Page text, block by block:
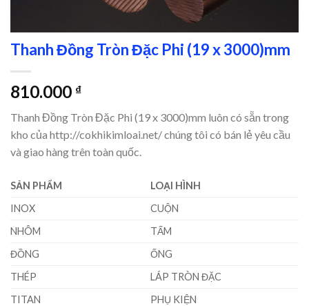
Thanh Đồng Tròn Đặc Phi (19 x 3000)mm
810.000 ₫
Thanh Đồng Tròn Đặc Phi (19 x 3000)mm luôn có sẵn trong
kho của http://cokhikimloai.net/ chúng tôi có bán lẻ yêu cầu
và giao hàng trên toàn quốc.
SẢN PHẨM
LOẠI HÌNH
INOX
CUỘN
NHÔM
TẤM
ĐỒNG
ỐNG
THÉP
LÁP TRÒN ĐẶC
TITAN
PHỤ KIỆN